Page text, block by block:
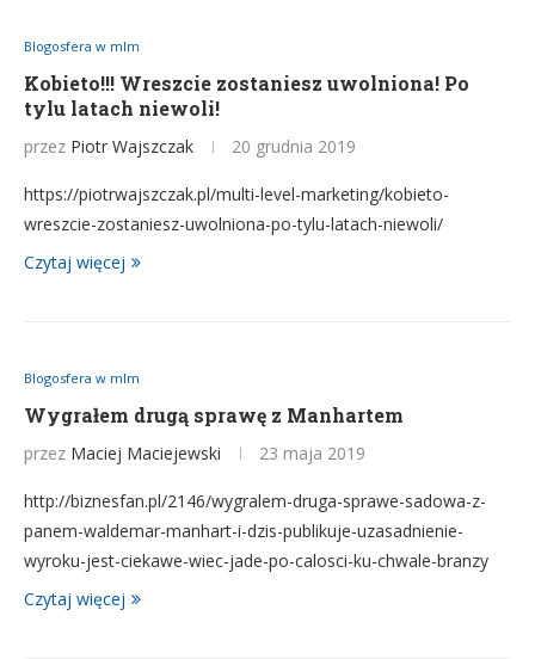
Blogosfera w mlm
Kobieto!!! Wreszcie zostaniesz uwolniona! Po
tylu latach niewoli!
przez Piotr Wajszczak 20 grudnia 2019
https://piotrwajszczak.pl/multi-level-marketing/kobieto-
wreszcie-zostaniesz-uwolniona-po-tylu-latach-niewoli/
Czytaj więcej
Blogosfera w mlm
Wygrałem drugą sprawę z Manhartem
przez Maciej Maciejewski 23 maja 2019
http://biznesfan.pl/2146/wygralem-druga-sprawe-sadowa-z-
panem-waldemar-manhart-i-dzis-publikuje-uzasadnienie-
wyroku-jest-ciekawe-wiec-jade-po-calosci-ku-chwale-branzy
Czytaj więcej